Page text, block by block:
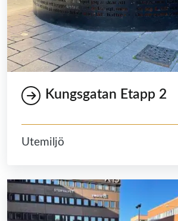
Kungsgatan Etapp 2
Utemiljö